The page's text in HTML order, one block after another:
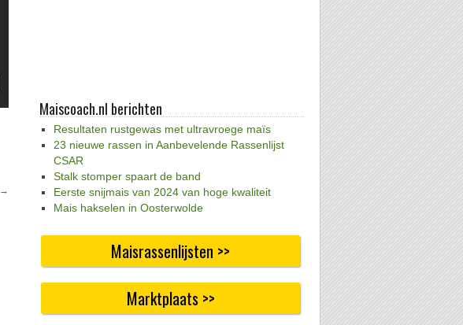
→
Maiscoach.nl berichten
Resultaten rustgewas met ultravroege maïs
23 nieuwe rassen in Aanbevelende Rassenlijst
CSAR
Stalk stomper spaart de band
Eerste snijmais van 2024 van hoge kwaliteit
Mais hakselen in Oosterwolde
Maisrassenlijsten >>
Marktplaats >>